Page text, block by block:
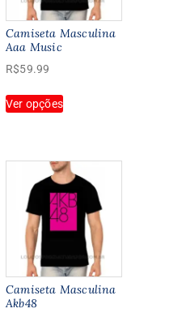
Camiseta Masculina
Aaa Music
R$59.99
Ver opçõesproduto
variantes.
As
opções
podem
ser
escolhidas
na
página
Camiseta Masculina
Akb48